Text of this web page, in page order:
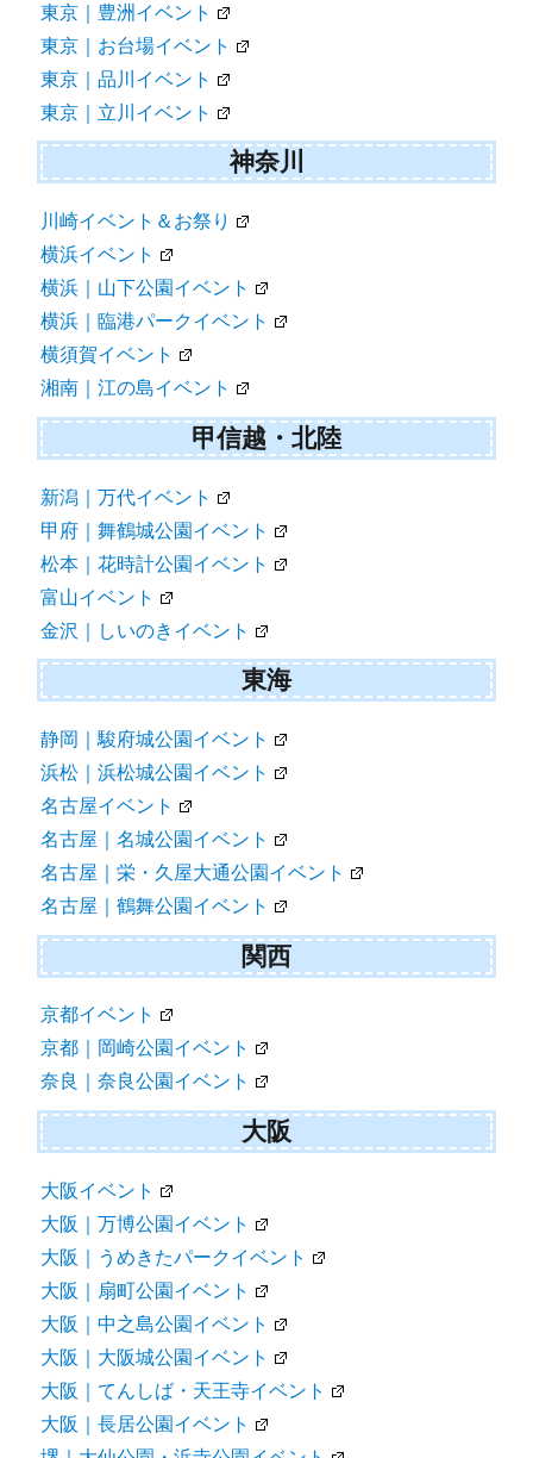
東京｜豊洲イベント
東京｜お台場イベント
東京｜品川イベント
東京｜立川イベント
神奈川
川崎イベント＆お祭り
横浜イベント
横浜｜山下公園イベント
横浜｜臨港パークイベント
横須賀イベント
湘南｜江の島イベント
甲信越・北陸
新潟｜万代イベント
甲府｜舞鶴城公園イベント
松本｜花時計公園イベント
富山イベント
金沢｜しいのきイベント
東海
静岡｜駿府城公園イベント
浜松｜浜松城公園イベント
名古屋イベント
名古屋｜名城公園イベント
名古屋｜栄・久屋大通公園イベント
名古屋｜鶴舞公園イベント
関西
京都イベント
京都｜岡崎公園イベント
奈良｜奈良公園イベント
大阪
大阪イベント
大阪｜万博公園イベント
大阪｜うめきたパークイベント
大阪｜扇町公園イベント
大阪｜中之島公園イベント
大阪｜大阪城公園イベント
大阪｜てんしば・天王寺イベント
大阪｜長居公園イベント